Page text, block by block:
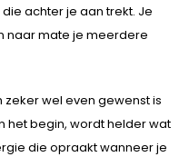
achter je aan trekt. Je
naar mate je meerdere
wel even gewenst is
het begin, wordt helder wat
die opraakt wanneer je